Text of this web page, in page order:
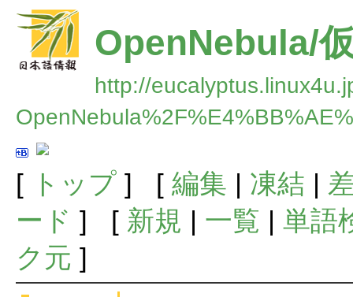
OpenNebula/
http://
[ トップ] [ 編集 | 凍結 |
ード ] [ 新規 | 一覧 | 単語
ク元 ]